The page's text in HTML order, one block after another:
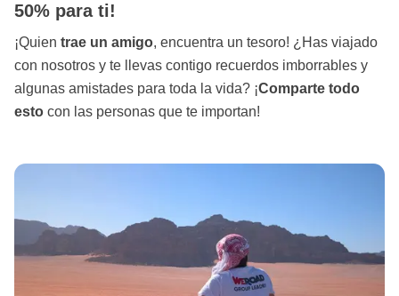
50% para ti!
¡Quien trae un amigo, encuentra un tesoro! ¿Has viajado
con nosotros y te llevas contigo recuerdos imborrables y
algunas amistades para toda la vida? ¡Comparte todo
esto con las personas que te importan!